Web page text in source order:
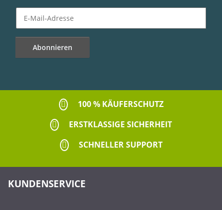
Abonnieren
100 % KÄUFERSCHUTZ
ERSTKLASSIGE SICHERHEIT
SCHNELLER SUPPORT
KUNDENSERVICE